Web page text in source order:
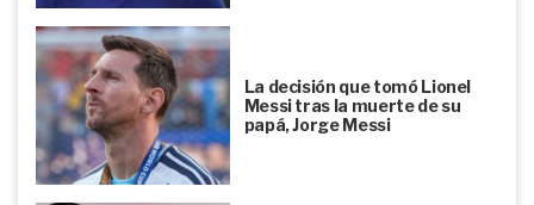
La decisión que tomó Lionel
Messi tras la muerte de su
papá, Jorge Messi